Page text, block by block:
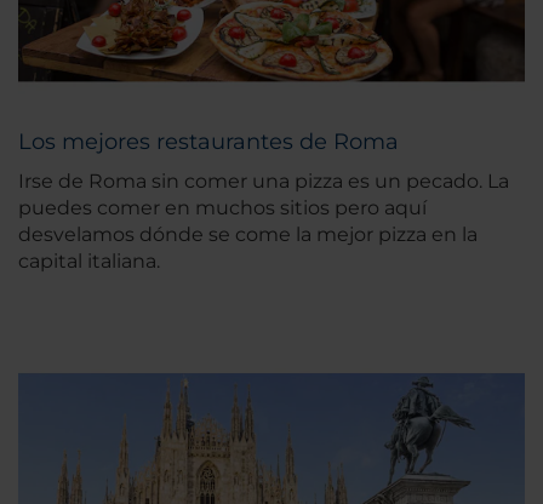
Los mejores restaurantes de Roma
Irse de Roma sin comer una pizza es un pecado. La
puedes comer en muchos sitios pero aquí
desvelamos dónde se come la mejor pizza en la
capital italiana.